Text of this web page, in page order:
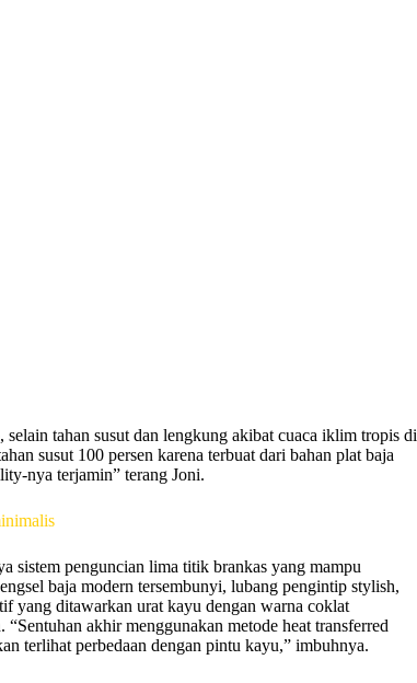
tahan susut dan lengkung akibat cuaca iklim tropis di
susut 100 persen karena terbuat dari bahan plat baja
nya terjamin” terang Joni.
sistem penguncian lima titik brankas yang mampu
baja modern tersembunyi, lubang pengintip stylish,
yang ditawarkan urat kayu dengan warna coklat
akhir menggunakan metode heat transferred
terlihat perbedaan dengan pintu kayu,” imbuhnya.